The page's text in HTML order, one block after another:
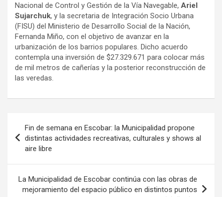
Nacional de Control y Gestión de la Vía Navegable, Ariel
Sujarchuk, y la secretaria de Integración Socio Urbana
(FISU) del Ministerio de Desarrollo Social de la Nación,
Fernanda Miño, con el objetivo de avanzar en la
urbanización de los barrios populares. Dicho acuerdo
contempla una inversión de $27.329.671 para colocar más
de mil metros de cañerías y la posterior reconstrucción de
las veredas.
de
entradas
Fin de semana en Escobar: la Municipalidad propone
distintas actividades recreativas, culturales y shows al
aire libre
La Municipalidad de Escobar continúa con las obras de
mejoramiento del espacio público en distintos puntos